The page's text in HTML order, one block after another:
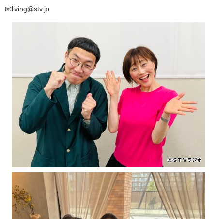
📧living@stv.jp